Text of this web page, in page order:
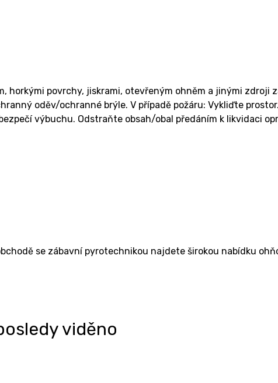
horkými povrchy, jiskrami, otevřeným ohněm a jinými zdroji
oděv/ochranné brýle. V případě požáru: Vykliďte
výbuchu. Odstraňte obsah/obal předáním k likvidaci
se zábavní pyrotechnikou najdete širokou nabídku
viděno